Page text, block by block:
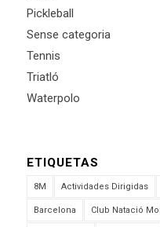
Pickleball
Sense categoria
Tennis
Triatló
Waterpolo
ETIQUETAS
8M Actividades Dirigidas
Barcelona Club Natació